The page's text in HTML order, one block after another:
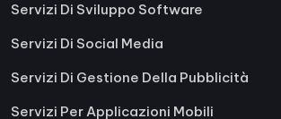
Servizi Di Sviluppo Software
Servizi Di Social Media
Servizi Di Gestione Della Pubblicità
Servizi Per Applicazioni Mobili